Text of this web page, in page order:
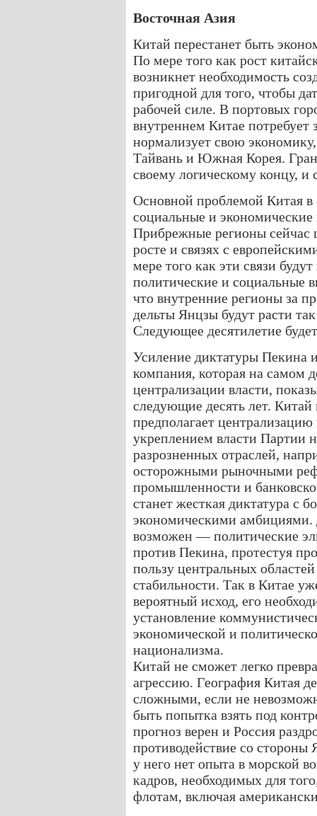
Восточная Азия
Китай перестанет быть
По мере того как рост
возникнет необходимость
пригодной для того, чтобы
рабочей силе. В портовых
внутреннем Китае потребует
нормализует свою
Тайвань и Южная Корея.
своему логическому концу, и
Основной проблемой Китая в
социальные и
Прибрежные регионы сейчас
росте и связях с
мере того как эти связи
политические и социальные
что внутренние регионы за
дельты Янцзы будут расти
Следующее десятилетие
Усиление диктатуры Пекина
компания, которая на самом
централизации власти,
следующие десять лет.
предполагает
укреплением власти Партии
разрозненных отраслей,
осторожными рыночными
промышленности и
станет жесткая диктатура с
экономическими амбициями.
возможен — политические
против Пекина, протестуя
пользу центральных
стабильности. Так в Китае
вероятный исход, его
установление
экономической и
национализма.
Китай не сможет легко
агрессию. География Китая
сложными, если не
быть попытка взять под
прогноз верен и Россия
противодействие со
у него нет опыта в морской
кадров, необходимых для
флотам, включая